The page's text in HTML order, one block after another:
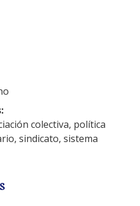
colectiva, política
sindicato, sistema